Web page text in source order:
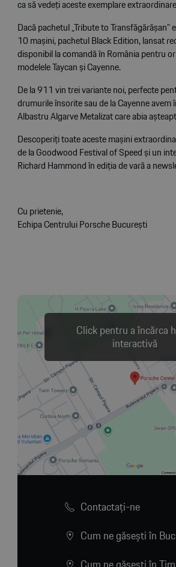
ca să vedeți aceste exemplare
Dacă pachetul „Tribute to Transfăgărășan”
10 mașini, pachetul Black Edition, lansat
disponibil la comandă în România pentru
modelele Taycan și Cayenne.
De la 911 vin trei variante noi, perfecte
drumurile însorite sau de la Cayenne avem
Albastru Algarve Metalizat care abia
Descoperiți toate aceste mașini
de la Goodwood Festival of Speed și un
Richard Hammond în ediția de vară a
Cu prietenie,
Echipa Centrului Porsche București
Click pentru a încărca
interactivă
Contactaţi-ne
Cum ne găsești în